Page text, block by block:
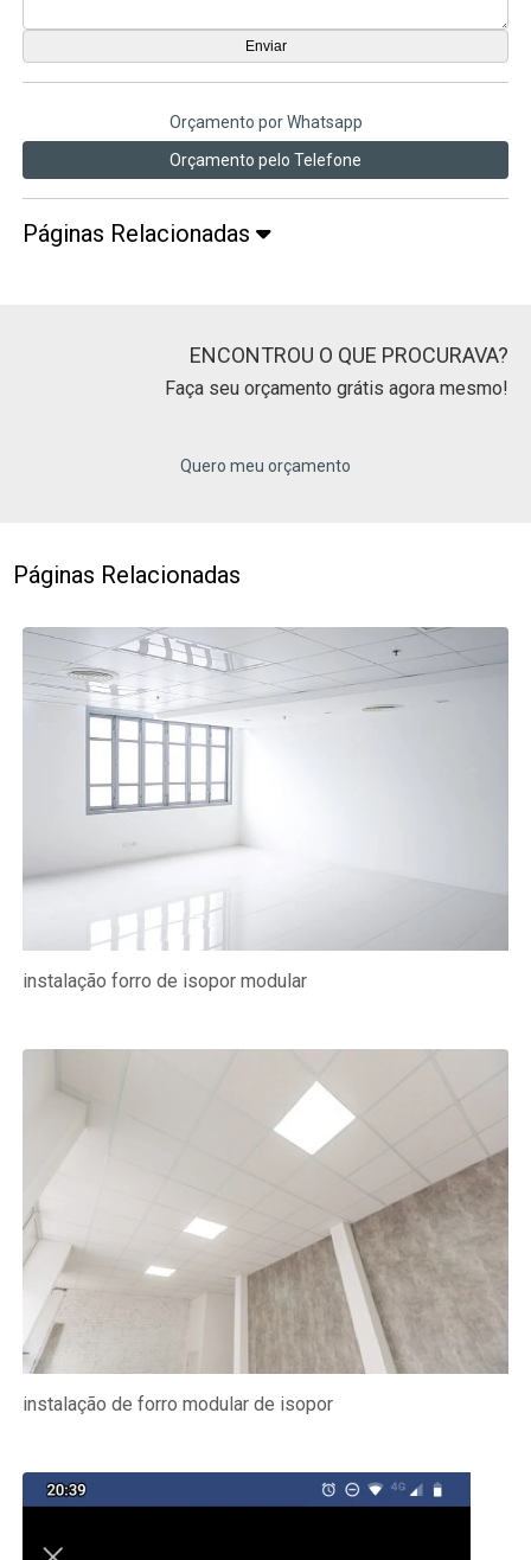
Orçamento por Whatsapp
Orçamento pelo Telefone
Páginas Relacionadas
ENCONTROU O QUE PROCURAVA?
Faça seu orçamento grátis agora mesmo!
Quero meu orçamento
Páginas Relacionadas
instalação forro de isopor modular
instalação de forro modular de isopor